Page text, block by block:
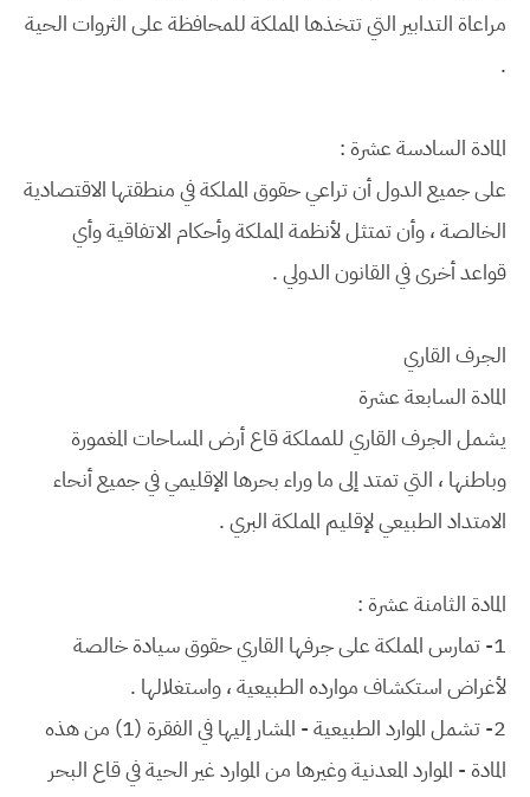
مراعاة التدابير التي تتخذها المملكة للمحافظة على الثروات الحية
.
المادة السادسة عشرة :
على جميع الدول أن تراعي حقوق المملكة في منطقتها الاقتصادية
الخالصة ، وأن تمتثل لأنظمة المملكة وأحكام الاتفاقية وأي
قواعد أخرى في القانون الدولي .
الجرف القاري
المادة السابعة عشرة
يشمل الجرف القاري للمملكة قاع أرض المساحات المغمورة
وباطنها ، التي تمتد إلى ما وراء بحرها الإقليمي في جميع أنحاء
الامتداد الطبيعي لإقليم المملكة البري .
المادة الثامنة عشرة :
1- تمارس المملكة على جرفها القاري حقوق سيادة خالصة
لأغراض استكشاف موارده الطبيعية ، واستغلالها .
2- تشمل الموارد الطبيعية - المشار إليها في الفقرة (1) من هذه
المادة - الموارد المعدنية وغيرها من الموارد غير الحية في قاع البحر